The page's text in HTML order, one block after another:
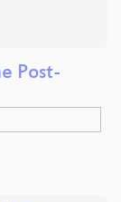
Post-